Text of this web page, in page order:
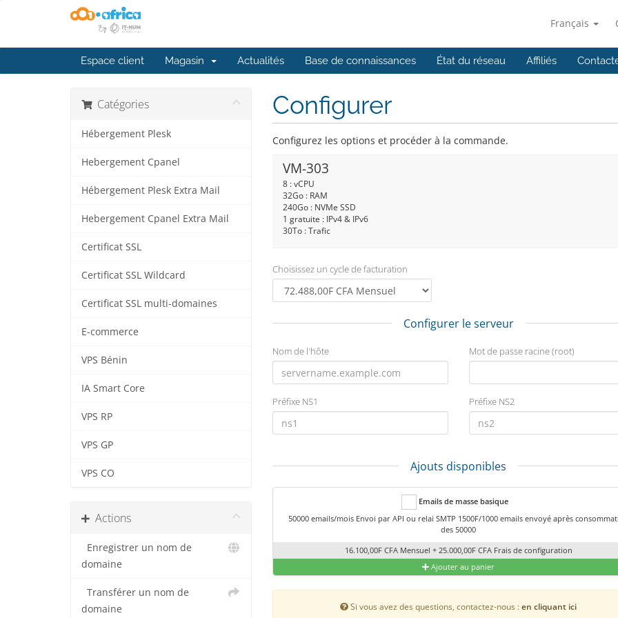
Français
Espace client Magasin Actualités Base de connaissances État du réseau Affiliés
Catégories
Hébergement Plesk
Hebergement Cpanel
Hébergement Plesk Extra Mail
Hebergement Cpanel Extra Mail
Certificat SSL
Certificat SSL Wildcard
Certificat SSL multi-domaines
E-commerce
VPS Bénin
IA Smart Core
VPS RP
VPS GP
VPS CO
Actions
Enregistrer un nom de
domaine
Transférer un nom de
domaine
Configurer
Configurez les options et procéder à la commande.
VM-303
8 : vCPU
32Go : RAM
240Go : NVMe SSD
1 gratuite : IPv4 & IPv6
30To : Trafic
Choisissez un cycle de facturation
Configurer le serveur
Nom de l'hôte Mot de passe racine (root)
Préfixe NS1 Préfixe NS2
Ajouts disponibles
Emails de masse basique
50000 emails/mois Envoi par API ou relai SMTP 1500F/1000 emails envoyé après
des 50000
16.100,00F CFA Mensuel + 25.000,00F CFA Frais de configuration
Ajouter au panier
Si vous avez des questions, contactez-nous :en cliquant ici